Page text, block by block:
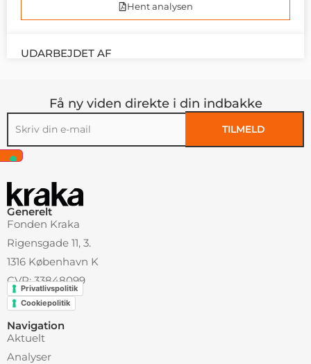
Hent analysen
UDARBEJDET AF
Få ny viden direkte i din indbakke
TILMELD
Alternative:
Generelt
Fonden Kraka
Rigensgade 11, 3.
1316 København K
CVR: 33848099
Privatlivspolitik
Cookiepolitik
Navigation
Aktuelt
Analyser